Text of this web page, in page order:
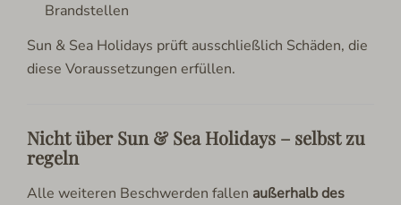
Brandstellen
Sun & Sea Holidays prüft ausschließlich Schäden, die
diese Voraussetzungen erfüllen.
Nicht über Sun & Sea Holidays – selbst zu
regeln
Alle weiteren Beschwerden fallen außerhalb des